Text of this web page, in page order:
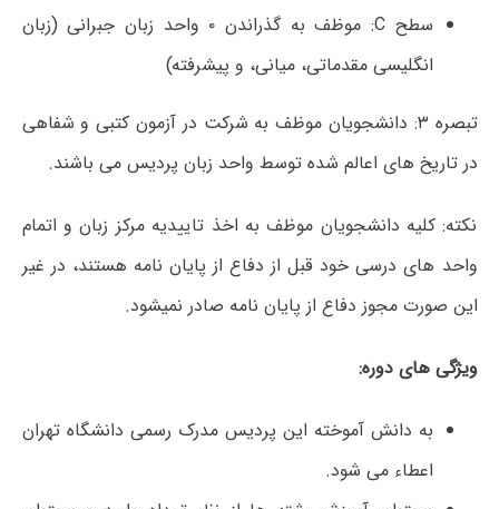
سطح C: موظف به گذراندن ۰ واحد زبان جبرانی (زبان
انگلیسی مقدماتی، میانی، و پیشرفته)
تبصره ۳: دانشجویان موظف به شرکت در آزمون کتبی و شفاهی
در تاریخ های اعالم شده توسط واحد زبان پردیس می باشند.
نکته: کلیه دانشجویان موظف به اخذ تاییدیه مرکز زبان و اتمام
واحد های درسی خود قبل از دفاع از پایان نامه هستند، در غیر
این صورت مجوز دفاع از پایان نامه صادر نمیشود.
ویژگی های دوره:
به دانش آموخته این پردیس مدرک رسمی دانشگاه تهران
اعطاء می شود.